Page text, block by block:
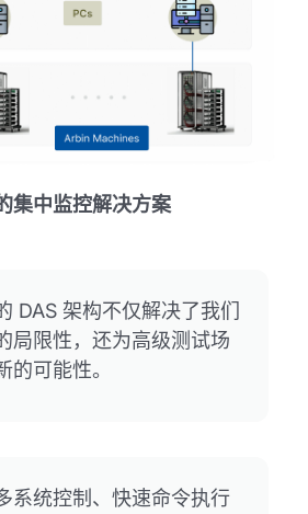
集中监控解决方案
DAS 架构不仅解决了我们
局限性，还为高级测试场
的可能性。
系统控制、快速命令执行